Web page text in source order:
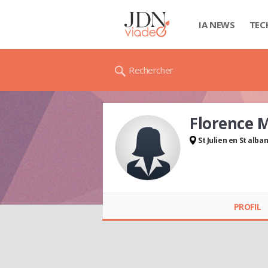
IA NEWS
Rechercher
Florence
St Julien en St alban
PROFIL